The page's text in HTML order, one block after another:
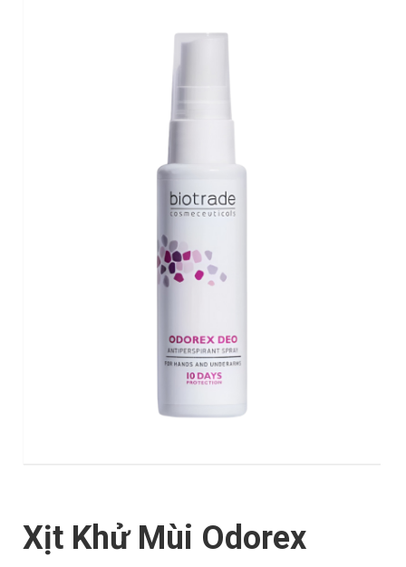
Xịt Khử Mùi Odorex